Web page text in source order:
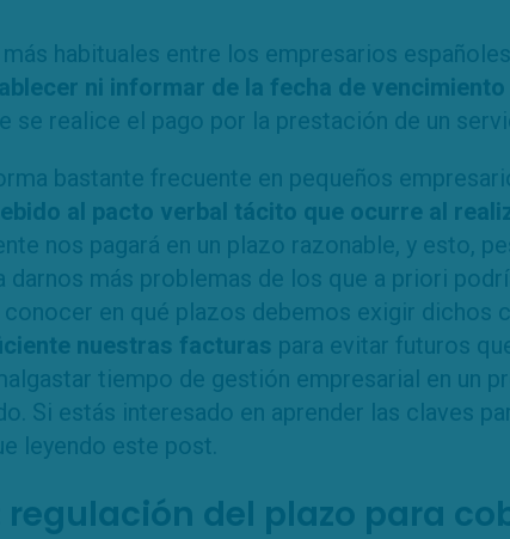
habituales entre los empresarios
ni informar de la fecha de vencimiento
se realice el pago por la prestación de un
bastante frecuente en pequeños
al pacto verbal tácito que ocurre al
nos pagará en un plazo razonable, y esto,
darnos más problemas de los que a priori
en qué plazos debemos exigir dichos
nuestras facturas para evitar futuros
tiempo de gestión empresarial en un
Si estás interesado en aprender las claves
leyendo este post.
regulación del plazo para